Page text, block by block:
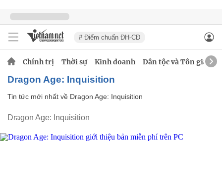
# Điểm chuẩn ĐH-CĐ
Chính trị Thời sự Kinh doanh Dân tộc và Tôn giáo
Dragon Age: Inquisition
Tin tức mới nhất về Dragon Age: Inquisition
Dragon Age: Inquisition